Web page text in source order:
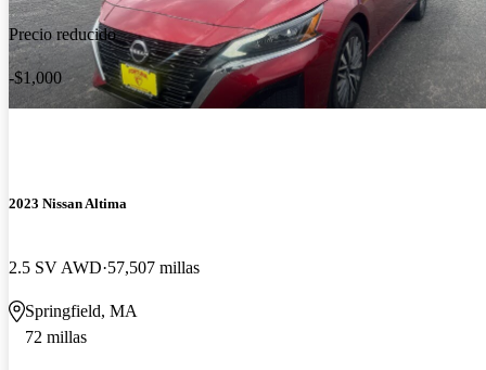
Precio reducido
-$1,000
2023 Nissan Altima
2.5 SV AWD 57,507 millas
Springfield, MA
72 millas